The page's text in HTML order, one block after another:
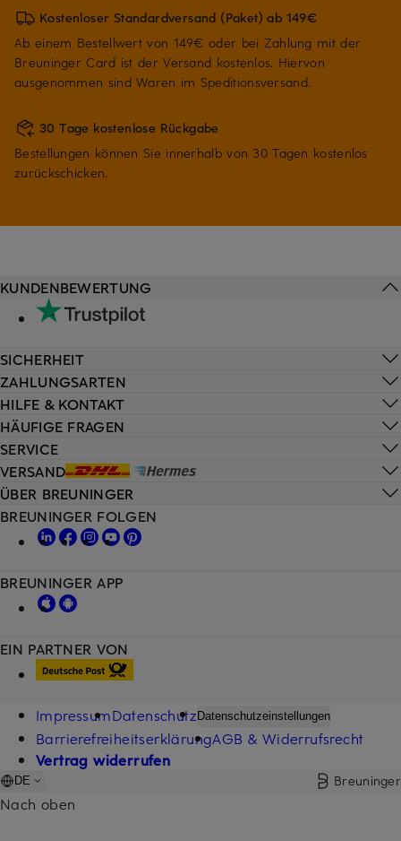
Kostenloser Standardversand (Paket) ab 149€
Ab einem Bestellwert von 149€ oder bei Zahlung mit der
Breuninger Card ist der Versand kostenlos. Hiervon
ausgenommen sind Waren im Speditionsversand.
30 Tage kostenlose Rückgabe
Bestellungen können Sie innerhalb von 30 Tagen kostenlos
zurückschicken.
HILFE & KONTAKT
HÄUFIGE FRAGEN
SERVICE
VERSAND
KUNDENBEWERTUNG
SICHERHEIT
ZAHLUNGSARTEN
ÜBER BREUNINGER
EIN PARTNER VON
BREUNINGER FOLGEN
BREUNINGER APP
ImpressumDatenschutz Datenschutzeinstellungen
BarrierefreiheitserklärungAGB & Widerrufsrecht
Vertrag widerrufen
DE Breuninger
Nach oben